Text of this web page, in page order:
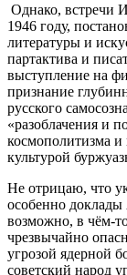
Однако, встречи
1946 году,
литературы и
партактива и
выступление на
признание
русского
«разоблачения и
космополитизма и
культурой
Не отрицаю, что
особенно
возможно, в чём-
чрезвычайно
угрозой ядерной
советский народ